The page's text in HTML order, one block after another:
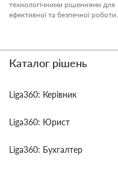
технологічними рішеннями для
ефективної та безпечної роботи.
Каталог рішень
Liga360: Керівник
Liga360: Юрист
Liga360: Бухгалтер